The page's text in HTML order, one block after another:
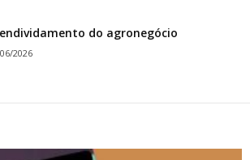
do agronegócio
2026